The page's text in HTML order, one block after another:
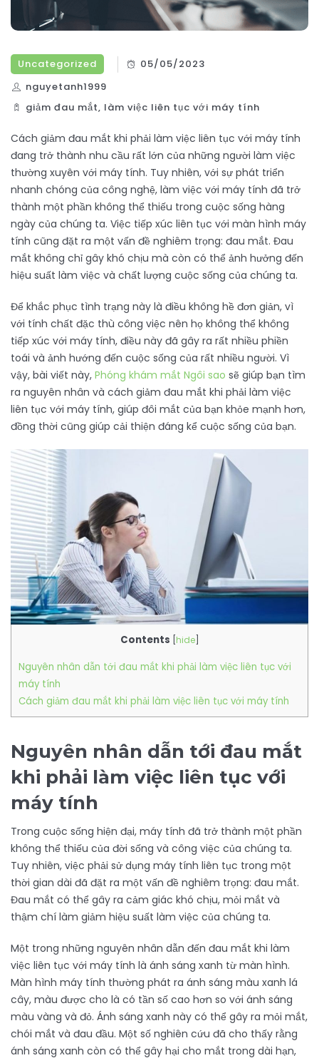
Uncategorized
05/05/2023
nguyetanh1999
giảm đau mắt, làm việc liên tục với máy tính
Cách giảm đau mắt khi phải làm việc liên tục với máy tính
đang trở thành nhu cầu rất lớn của những người làm việc
thường xuyên với máy tính. Tuy nhiên, với sự phát triển
nhanh chóng của công nghệ, làm việc với máy tính đã trở
thành một phần không thể thiếu trong cuộc sống hàng
ngày của chúng ta. Việc tiếp xúc liên tục với màn hình máy
tính cũng đặt ra một vấn đề nghiêm trọng: đau mắt. Đau
mắt không chỉ gây khó chịu mà còn có thể ảnh hưởng đến
hiệu suất làm việc và chất lượng cuộc sống của chúng ta.
Để khắc phục tình trạng này là điều không hề đơn giản, vì
với tính chất đặc thù công việc nên họ không thể không
tiếp xúc với máy tính, điều này đã gây ra rất nhiều phiền
toái và ảnh hướng đến cuộc sống của rất nhiều người. Vì
vậy, bài viết này, Phóng khám mắt Ngôi sao sẽ giúp bạn tìm
ra nguyên nhân và cách giảm đau mắt khi phải làm việc
liên tục với máy tính, giúp đôi mắt của bạn khỏe mạnh hơn,
đồng thời cũng giúp cải thiện đáng kể cuộc sống của bạn.
Contents hide]
Nguyên nhân dẫn tới đau mắt khi phải làm việc liên tục với
máy tính
Cách giảm đau mắt khi phải làm việc liên tục với máy tính
Nguyên nhân dẫn tới đau mắt
khi phải làm việc liên tục với
máy tính
Trong cuộc sống hiện đại, máy tính đã trở thành một phần
không thể thiếu của đời sống và công việc của chúng ta.
Tuy nhiên, việc phải sử dụng máy tính liên tục trong một
thời gian dài đã đặt ra một vấn đề nghiêm trọng: đau mắt.
Đau mắt có thể gây ra cảm giác khó chịu, mỏi mắt và
thậm chí làm giảm hiệu suất làm việc của chúng ta.
Một trong những nguyên nhân dẫn đến đau mắt khi làm
việc liên tục với máy tính là ánh sáng xanh từ màn hình.
Màn hình máy tính thường phát ra ánh sáng màu xanh lá
cây, màu được cho là có tần số cao hơn so với ánh sáng
màu vàng và đỏ. Ánh sáng xanh này có thể gây ra mỏi mắt,
chói mắt và đau đầu. Một số nghiên cứu đã cho thấy rằng
ánh sáng xanh còn có thể gây hại cho mắt trong dài hạn,